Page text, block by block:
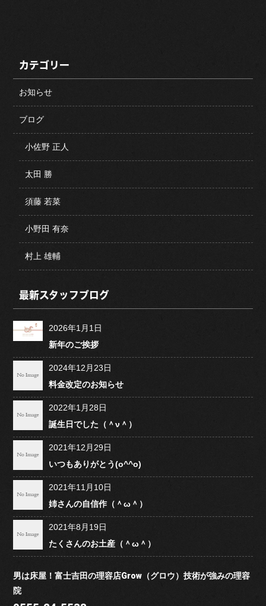
カテゴリー
お知らせ
ブログ
小佐野 正人
太田 勝
須藤 若菜
小野田 有奈
村上 雄輔
最新スタッフブログ
2026年1月1日
新年のご挨拶
2024年12月23日
料金改定のお知らせ
2022年1月28日
誕生日でした（＾ν＾）
2021年12月29日
いつもありがとう(o^^o)
2021年11月10日
姉さんの自信作（＾ω＾）
2021年8月19日
たくさんのお土産（＾ω＾）
男は床屋！富士吉田の理容店Grow（グロウ）技術が強みの理容
院